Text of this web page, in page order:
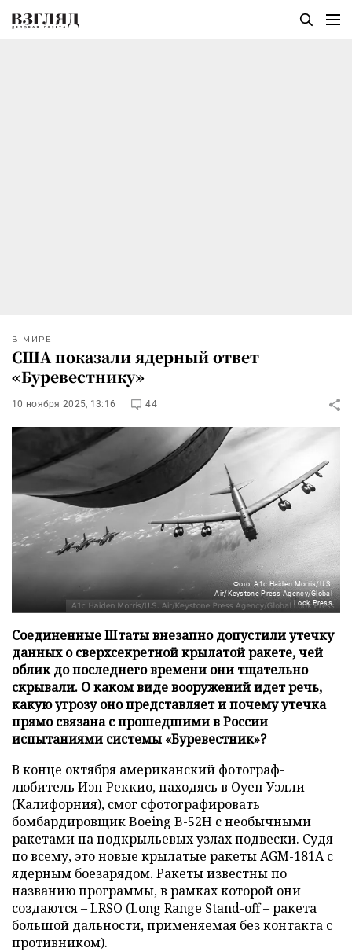
В МИРЕ
США показали ядерный ответ
«Буревестнику»
10 ноября 2025, 13:16 44
Фото: A1c Haiden Morris/U.S.
Air/Keystone Press Agency/Global
Look Press
Соединенные Штаты внезапно допустили утечку
данных о сверхсекретной крылатой ракете, чей
облик до последнего времени они тщательно
скрывали. О каком виде вооружений идет речь,
какую угрозу оно представляет и почему утечка
прямо связана с прошедшими в России
испытаниями системы «Буревестник»?
В конце октября американский фотограф-
любитель Иэн Реккио, находясь в Оуен Уэлли
(Калифорния), смог сфотографировать
бомбардировщик Boeing B-52H с необычными
ракетами на подкрыльевых узлах подвески. Судя
по всему, это новые крылатые ракеты AGM-181A с
ядерным боезарядом. Ракеты известны по
названию программы, в рамках которой они
создаются – LRSO (Long Range Stand-off – ракета
большой дальности, применяемая без контакта с
противником).